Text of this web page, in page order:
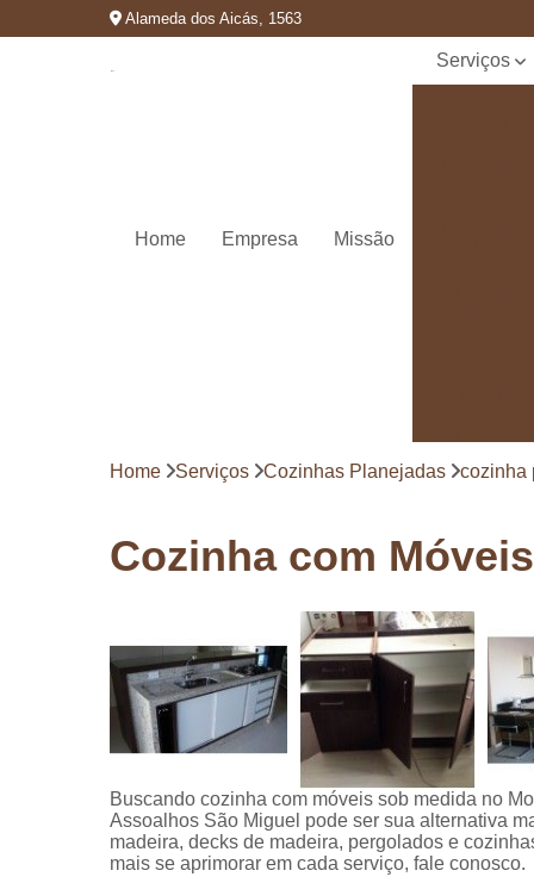
Alameda dos Aicás, 1563
Home Empresa Missão
Serviços
Pergolados
Pergolados
em madeira
Pisos de
madeira
Raspagem
de pisos de
madeira
Restauração
de pisos de
madeira
Home Serviços Cozinhas Planejadas cozinha
Cozinha com
Buscando cozinha com móveis sob medida no
Assoalhos São Miguel pode ser sua alternativa
madeira, decks de madeira, pergolados e
mais se aprimorar em cada serviço, fale conosco.